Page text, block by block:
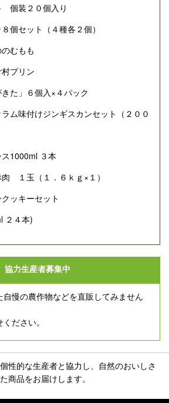
個装２０個入り
個セット（４種各２個）
むもも
プリン
た」６個入×４パック
ム味付けジンギスカンセット（２００
1000ml ３本
１玉（１．６ｋｇ×１）
ッキーセット
２４本)
協力生産者募集中
慢の農作物などを直販してみません
ださい。
性的な生産者と協力し、自然のおいしさ
商品をお届けします。